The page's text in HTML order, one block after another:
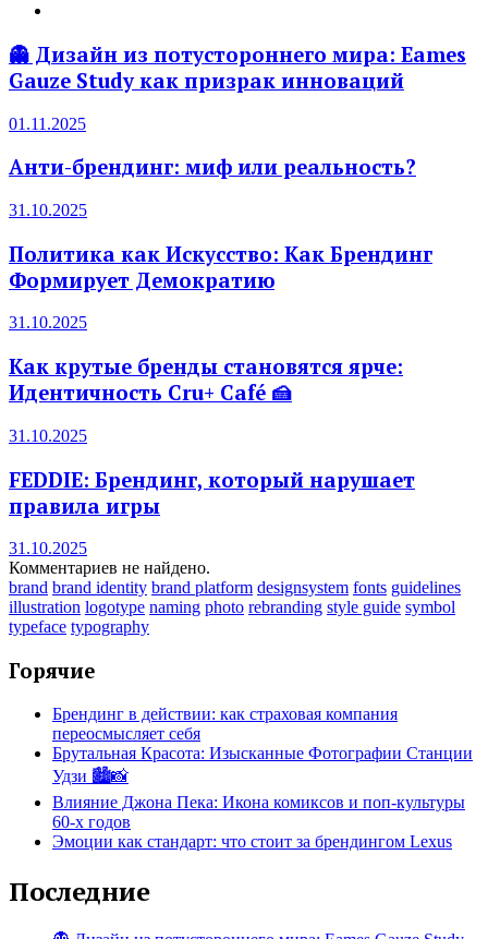
👻 Дизайн из потустороннего мира: Eames
Gauze Study как призрак инноваций
01.11.2025
Анти-брендинг: миф или реальность?
31.10.2025
Политика как Искусство: Как Брендинг
Формирует Демократию
31.10.2025
Как крутые бренды становятся ярче:
Идентичность Cru+ Café 🍰
31.10.2025
FEDDIE: Брендинг, который нарушает
правила игры
31.10.2025
Комментариев не найдено.
brand brand identity brand platform designsystem fonts guidelines
illustration logotype naming photo rebranding style guide symbol
typeface typography
Горячие
Брендинг в действии: как страховая компания
переосмысляет себя
Брутальная Красота: Изысканные Фотографии Станции
Удзи 🏙️📸
Влияние Джона Пека: Икона комиксов и поп-культуры
60-х годов
Эмоции как стандарт: что стоит за брендингом Lexus
Последние